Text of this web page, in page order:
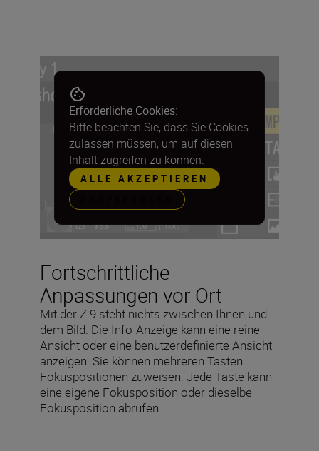
Fortschrittliche
Anpassungen vor Ort
Mit der Z 9 steht nichts zwischen Ihnen und
dem Bild. Die Info-Anzeige kann eine reine
Ansicht oder eine benutzerdefinierte Ansicht
anzeigen. Sie können mehreren Tasten
Fokuspositionen zuweisen: Jede Taste kann
eine eigene Fokusposition oder dieselbe
Fokusposition abrufen.
Erforderliche Cookies:
Bitte beachten Sie, dass Sie Cookies
zulassen müssen, um auf diesen
Inhalt zugreifen zu können.
ALLE AKZEPTIEREN